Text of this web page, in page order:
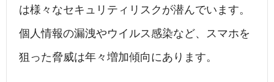
は様々なセキュリティリスクが潜んでいます。
個人情報の漏洩やウイルス感染など、スマホを
狙った脅威は年々増加傾向にあります。